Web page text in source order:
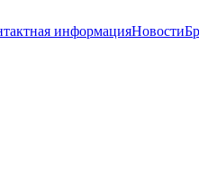
информацияНовости